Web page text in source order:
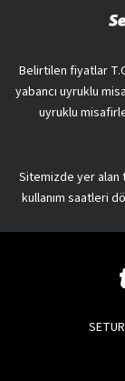
Belirtilen fiyatlar
yabancı uyruklu
uyruklu
Sitemizde yer alan
kullanım saatleri